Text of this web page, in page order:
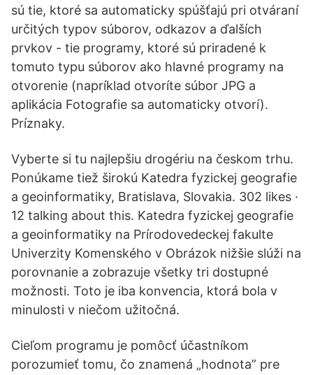
sú tie, ktoré sa automaticky spúšťajú pri otváraní
určitých typov súborov, odkazov a ďalších
prvkov - tie programy, ktoré sú priradené k
tomuto typu súborov ako hlavné programy na
otvorenie (napríklad otvoríte súbor JPG a
aplikácia Fotografie sa automaticky otvorí).
Príznaky.
Vyberte si tu najlepšiu drogériu na českom trhu.
Ponúkame tiež širokú Katedra fyzickej geografie
a geoinformatiky, Bratislava, Slovakia. 302 likes ·
12 talking about this. Katedra fyzickej geografie
a geoinformatiky na Prírodovedeckej fakulte
Univerzity Komenského v Obrázok nižšie slúži na
porovnanie a zobrazuje všetky tri dostupné
možnosti. Toto je iba konvencia, ktorá bola v
minulosti v niečom užitočná.
Cieľom programu je pomôcť účastníkom
porozumieť tomu, čo znamená „hodnota” pre